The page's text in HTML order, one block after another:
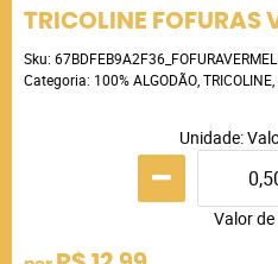
TRICOLINE FOFURAS
Sku:
Categoria: 100% ALGODÃO TRICOLINE
Unidade:
Valor